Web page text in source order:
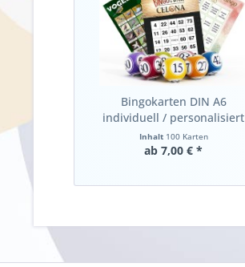
Bingokarten DIN A6
individuell / personalisiert
Inhalt 100 Karten
ab 7,00 € *